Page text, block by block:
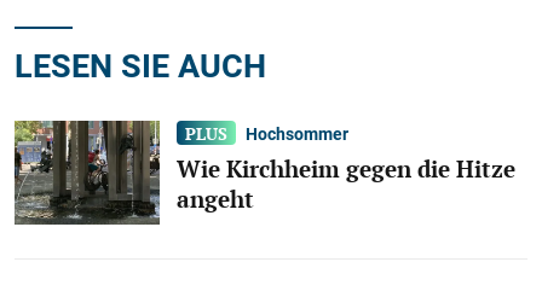
LESEN SIE AUCH
Hochsommer
Wie Kirchheim gegen die Hitze
angeht